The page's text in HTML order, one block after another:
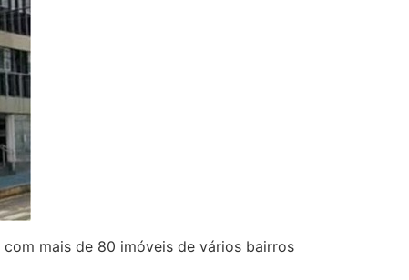
mais de 80 imóveis de vários bairros